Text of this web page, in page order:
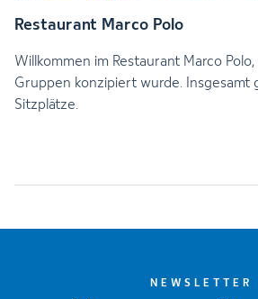
Restaurant Marco Polo
Willkommen im Restaurant Marco
Gruppen konzipiert wurde. Insgesamt
Sitzplätze.
NEWSLETTER